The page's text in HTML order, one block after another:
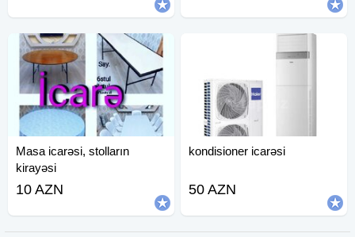
Masa icarəsi, stolların
kirayəsi
10 AZN
kondisioner icarəsi
50 AZN